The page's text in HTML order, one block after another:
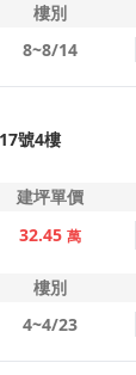
樓別
8~8/14
號4樓
建坪單價
32.45 萬
樓別
4~4/23